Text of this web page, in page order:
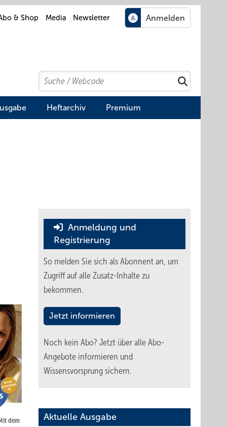
& Shop Media Newsletter
Search
Suchen
Heftarchiv Premium
dem
Anmeldung und
Registrierung
So melden Sie sich als Abonnent an, um
Zugriff auf alle Zusatz-Inhalte zu
bekommen.
Jetzt informieren
Noch kein Abo? Jetzt über alle Abo-
Angebote informieren und
Wissensvorsprung sichern.
Aktuelle Ausgabe